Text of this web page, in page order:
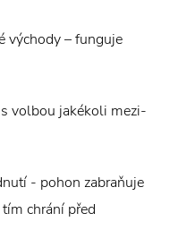
východy – funguje
volbou jakékoli mezi-
- pohon zabraňuje
chrání před